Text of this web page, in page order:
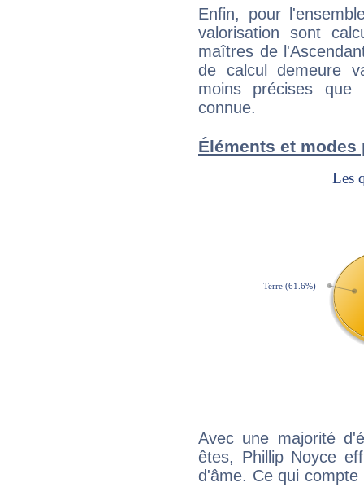
Enfin, pour
valorisation sont
maîtres de
de calcul demeure
moins précises que
connue.
Éléments et
Avec une majorité
êtes, Phillip Noyce
d'âme. Ce qui